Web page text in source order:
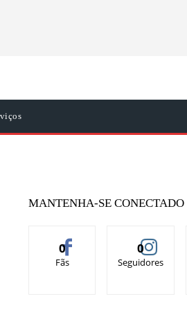
MANTENHA-SE CONECTADO
0
Fãs
0
Seguidores